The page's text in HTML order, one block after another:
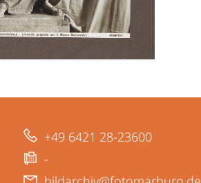
+49 6421 28-23600
-